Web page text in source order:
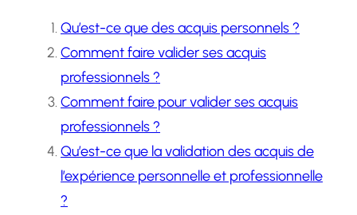
Qu’est-ce que des acquis personnels ?
Comment faire valider ses acquis
professionnels ?
Comment faire pour valider ses acquis
professionnels ?
Qu’est-ce que la validation des acquis de
l’expérience personnelle et professionnelle
?